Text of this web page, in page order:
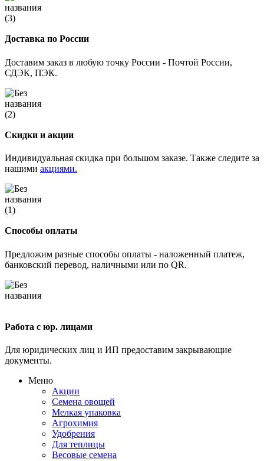
Доставка по России
Доставим заказ в любую точку России - Почтой России,
СДЭК, ПЭК.
Скидки и акции
Индивидуальная скидка при большом заказе. Также следите за
нашими акциями.
Способы оплаты
Предложим разные способы оплаты - наложенный платеж,
банковский перевод, наличными или по QR.
Работа с юр. лицами
Для юридических лиц и ИП предоставим закрывающие
документы.
Меню
Акции
Семена овощей
Мелкая упаковка
Агрохимия
Удобрения
Для теплицы
Весовые семена